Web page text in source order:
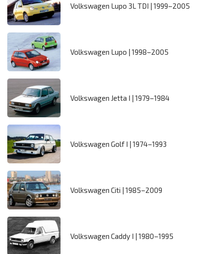
Volkswagen Lupo 3L TDI | 1999–2005
Volkswagen Lupo | 1998–2005
Volkswagen Jetta I | 1979–1984
Volkswagen Golf I | 1974–1993
Volkswagen Citi | 1985–2009
Volkswagen Caddy I | 1980–1995